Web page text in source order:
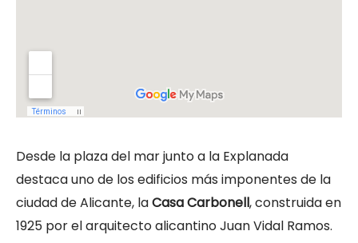
Desde la plaza del mar junto a la Explanada
destaca uno de los edificios más imponentes de la
ciudad de Alicante, laCasa Carbonell, construida en
1925 por el arquitecto alicantino Juan Vidal Ramos.